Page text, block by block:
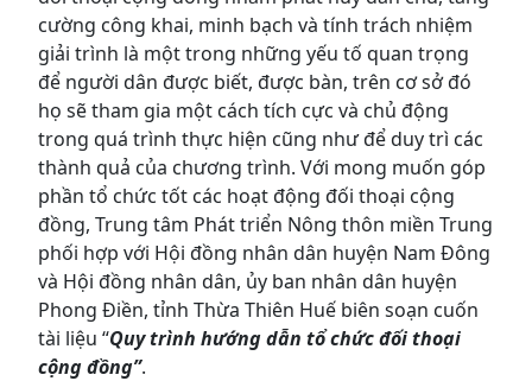
cường công khai, minh bạch và tính trách nhiệm
giải trình là một trong những yếu tố quan trọng
để người dân được biết, được bàn, trên cơ sở đó
họ sẽ tham gia một cách tích cực và chủ động
trong quá trình thực hiện cũng như để duy trì các
thành quả của chương trình. Với mong muốn góp
phần tổ chức tốt các hoạt động đối thoại cộng
đồng, Trung tâm Phát triển Nông thôn miền Trung
phối hợp với Hội đồng nhân dân huyện Nam Đông
và Hội đồng nhân dân, ủy ban nhân dân huyện
Phong Điền, tỉnh Thừa Thiên Huế biên soạn cuốn
tài liệu “Quy trình hướng dẫn tổ chức đối thoại
cộng đồng”.